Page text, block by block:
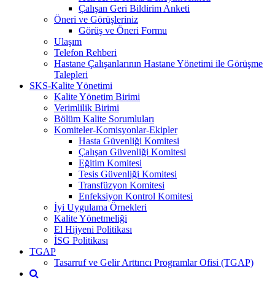
Çalışan Geri Bildirim Anketi
Öneri ve Görüşleriniz
Görüş ve Öneri Formu
Ulaşım
Telefon Rehberi
Hastane Çalışanlarının Hastane Yönetimi ile Görüşme
Talepleri
SKS-Kalite Yönetimi
Kalite Yönetim Birimi
Verimlilik Birimi
Bölüm Kalite Sorumluları
Komiteler-Komisyonlar-Ekipler
Hasta Güvenliği Komitesi
Çalışan Güvenliği Komitesi
Eğitim Komitesi
Tesis Güvenliği Komitesi
Transfüzyon Komitesi
Enfeksiyon Kontrol Komitesi
İyi Uygulama Örnekleri
Kalite Yönetmeliği
El Hijyeni Politikası
İSG Politikası
TGAP
Tasarruf ve Gelir Arttırıcı Programlar Ofisi (TGAP)